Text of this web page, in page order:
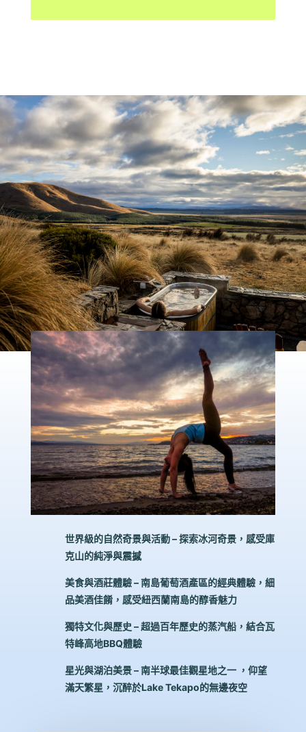
Ride in Style
Learn More
世界級的自然奇景與活動 – 探索冰河奇景，感受庫
克山的純淨與震撼
美食與酒莊體驗 – 南島葡萄酒產區的經典體驗，細
品美酒佳餚，感受紐西蘭南島的醇香魅力
獨特文化與歷史 – 超過百年歷史的蒸汽船，結合瓦
特峰高地BBQ體驗
星光與湖泊美景 – 南半球最佳觀星地之一 ，仰望
滿天繁星，沉醉於Lake Tekapo的無邊夜空